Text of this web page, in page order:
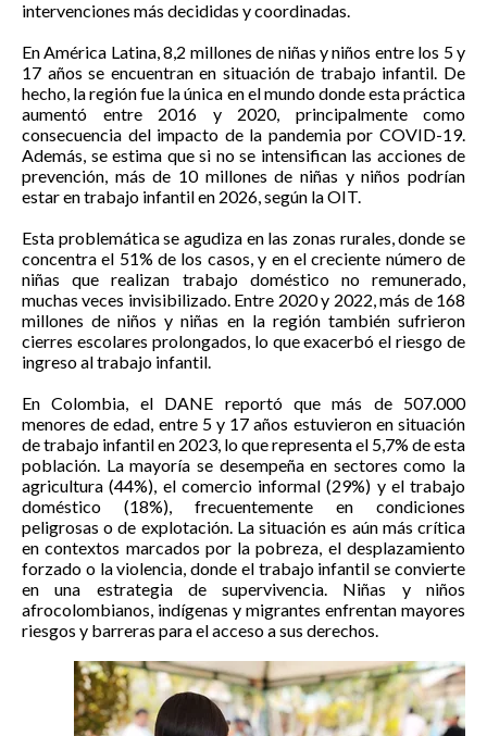
intervenciones más decididas y coordinadas.
En América Latina, 8,2 millones de niñas y niños entre los 5 y
17 años se encuentran en situación de trabajo infantil. De
hecho, la región fue la única en el mundo donde esta práctica
aumentó entre 2016 y 2020, principalmente como
consecuencia del impacto de la pandemia por COVID-19.
Además, se estima que si no se intensifican las acciones de
prevención, más de 10 millones de niñas y niños podrían
estar en trabajo infantil en 2026, según la OIT.
Esta problemática se agudiza en las zonas rurales, donde se
concentra el 51% de los casos, y en el creciente número de
niñas que realizan trabajo doméstico no remunerado,
muchas veces invisibilizado. Entre 2020 y 2022, más de 168
millones de niños y niñas en la región también sufrieron
cierres escolares prolongados, lo que exacerbó el riesgo de
ingreso al trabajo infantil.
En Colombia, el DANE reportó que más de 507.000
menores de edad, entre 5 y 17 años estuvieron en situación
de trabajo infantil en 2023, lo que representa el 5,7% de esta
población. La mayoría se desempeña en sectores como la
agricultura (44%), el comercio informal (29%) y el trabajo
doméstico (18%), frecuentemente en condiciones
peligrosas o de explotación. La situación es aún más crítica
en contextos marcados por la pobreza, el desplazamiento
forzado o la violencia, donde el trabajo infantil se convierte
en una estrategia de supervivencia. Niñas y niños
afrocolombianos, indígenas y migrantes enfrentan mayores
riesgos y barreras para el acceso a sus derechos.